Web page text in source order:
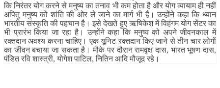
कि निरंतर योग करने से मनुष्य का तनाव भी कम होता है और योग व्यायाम ही नहीं
अपितु मनुष्य को शांति की ओर ले जाने का मार्ग भी है। उन्होंने कहा कि ध्यान
भारतीय संस्कृति की पहचान है। इसे देखते हुए ऋषिकेश में विहंगम योग सेंटर का
भी प्रारंभ किया जा रहा है। उन्होंने कहा कि मनुष्य को अपने जीवनकाल में
रक्तदान अवश्य करना चाहिए। एक यूनिट रक्तदान किए जाने से तीन चार लोगों
का जीवन बचाया जा सकता है। मौके पर दौरान रामवृक्ष दास, भारत भूषण दास,
पंडित रवि शास्त्री, योगेश पाटिल, नितिन आदि मौजूद रहे।